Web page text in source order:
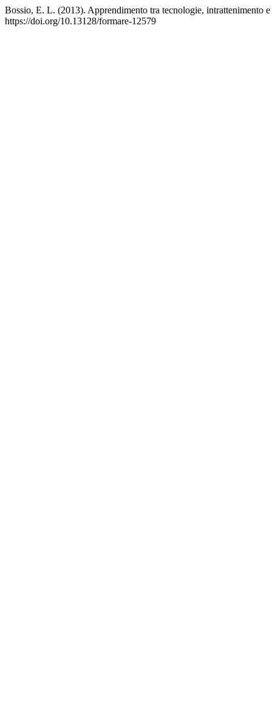
Bossio, E. L. (2013). Apprendimento tra tecnologie, intrattenimento
https://doi.org/10.13128/formare-12579